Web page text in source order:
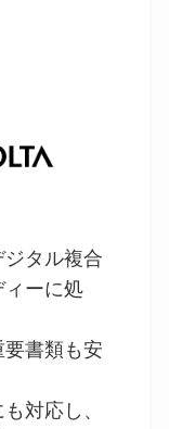
タル複合
ィーに処
書類も安
対応し、